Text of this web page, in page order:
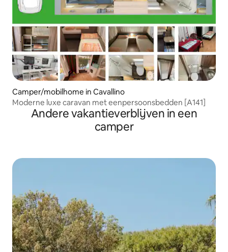
Camper/mobilhome in Cavallino
Moderne luxe caravan met eenpersoonsbedden [A141]
Andere vakantieverblijven in een
camper